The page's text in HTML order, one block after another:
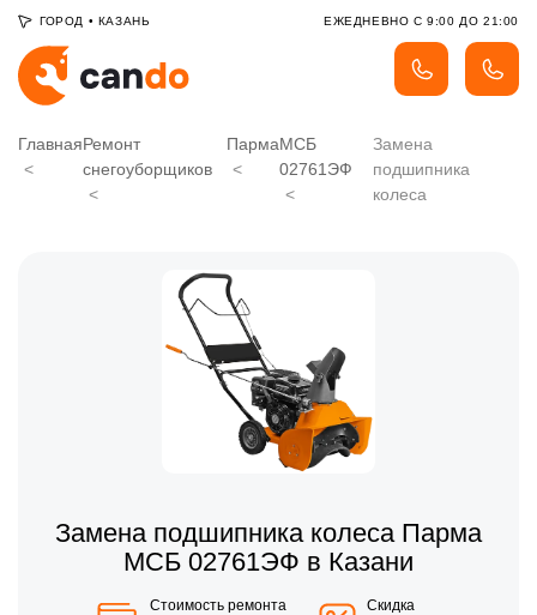
ГОРОД • КАЗАНЬ ЕЖЕДНЕВНО С 9:00 ДО 21:00
ГлавнаяРемонт
снегоуборщиков
ПармаМСБ
02761ЭФ
Замена
подшипника
колеса
Замена подшипника колеса Парма
МСБ 02761ЭФ в Казани
Стоимость ремонта Скидка